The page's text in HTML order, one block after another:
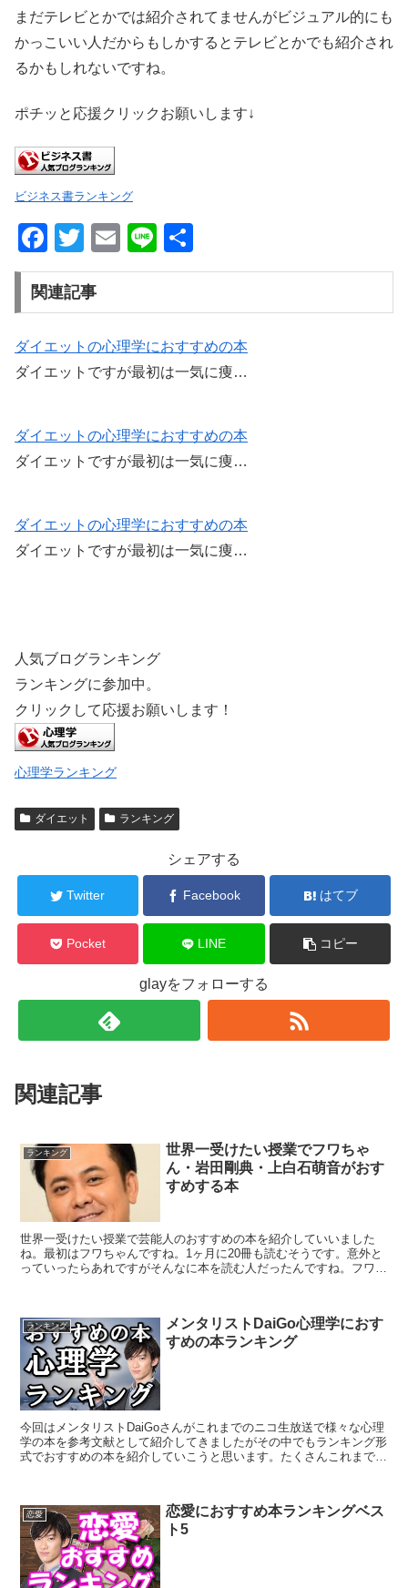
まだテレビとかでは紹介されてませんがビジュアル的にも
かっこいい人だからもしかするとテレビとかでも紹介され
るかもしれないですね。
ポチッと応援クリックお願いします↓
ビジネス書ランキング
F
a
c
b
o
k
T
wi
tt
E
m
Li
n
有
関連記事
ダイエットの心理学におすすめの本
ダイエットですが最初は一気に痩…
ダイエットの心理学におすすめの本
ダイエットですが最初は一気に痩…
ダイエットの心理学におすすめの本
ダイエットですが最初は一気に痩…
人気ブログランキング
ランキングに参加中。
クリックして応援お願いします！
心理学ランキング
ダイエット ランキング
シェアする
Twitter Facebook はてブ
Pocket LINE コピー
glayをフォローする
関連記事
ランキング
世界一受けたい授業でフワちゃ
ん・岩田剛典・上白石萌音がおす
すめする本
世界一受けたい授業で芸能人のおすすめの本を紹介していいました
ね。最初はフワちゃんですね。1ヶ月に20冊も読むそうです。意外と
っていったらあれですがそんなに本を読む人だったんですね。フワち
ランキング
メンタリストDaiGo心理学におす
すめの本ランキング
今回はメンタリストDaiGoさんがこれまでのニコ生放送で様々な心理
学の本を参考文献として紹介してきましたがその中でもランキング形
式でおすすめの本を紹介していこうと思います。たくさんこれまでに
恋愛
恋愛におすすめ本ランキングベス
ト5